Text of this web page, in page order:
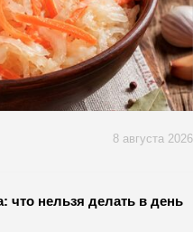
8 августа 2026
что нельзя делать в день